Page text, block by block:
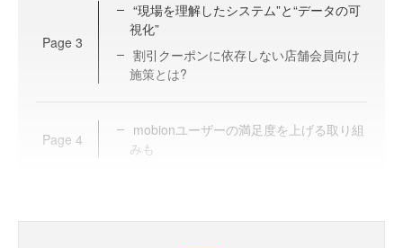
Page 3
“現場を理解したシステム”と“データの可
視化”
割引クーポンに依存しない店舗会員向け
施策とは?
Page 4
mobionユーザーの満足度を上げる取り組
みも